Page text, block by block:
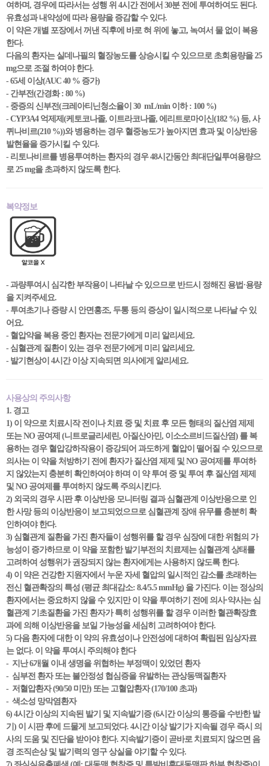
여하며, 경우에 따라서는 성행 위 4시간 전에서 30분 전에 투여하여도 된다.
유효성과 내약성에 따라 용량을 증감할 수 있다.
이 약은 개별 포장에서 꺼낸 직후에 바로 혀 위에 놓고, 녹여서 물 없이 복용
한다.
다음의 환자는 실데나필의 혈장농도를 상승시킬 수 있으므로 초회용량을 25
mg으로 조절 하여야 한다.
- 65세 이상(AUC 40 % 증가)
- 간부전(간경화 : 80 %)
- 중증의 신부전(크레아티닌청소율이 30 mL/min 이하 : 100 %)
- CYP3A4 억제제(케토코나졸, 이트라코나졸, 에리트로마이신(182 %) 등, 사
퀴나비르(210 %))와 병용하는 경우 혈중농도가 높아지면 효과 및 이상반응
발현율을 증가시킬 수 있다.
- 리토나비르를 병용투여하는 환자의 경우 48시간동안 최대단일투여용량으
로 25 mg을 초과하지 않도록 한다.
복약정보
- 과량투여시 심각한 부작용이 나타날 수 있으므로 반드시 정해진 용법·용량
을 지켜주세요.
- 투여초기나 증량 시 안면홍조, 두통 등의 증상이 일시적으로 나타날 수 있
어요.
- 혈압약을 복용 중인 환자는 전문가에게 미리 알리세요.
- 심혈관계 질환이 있는 경우 전문가에게 미리 알리세요.
- 발기현상이 4시간 이상 지속되면 의사에게 알리세요.
사용상의 주의사항
1. 경고
1) 이 약으로 치료시작 전이나 치료 중 및 치료 후 모든 형태의 질산염 제제
또는 NO 공여제 (니트로글리세린, 아질산아민, 이소소르비드질산염) 를 복
용하는 경우 혈압강하작용이 증강되어 과도하게 혈압이 떨어질 수 있으므로
의사는 이 약을 처방하기 전에 환자가 질산염 제제 및 NO 공여제를 투여하
지 않았는지 충분히 확인하여야 하며 이 약 투여 중 및 투여 후 질산염 제제
및 NO 공여제를 투여하지 않도록 주의시킨다.
2) 외국의 경우 시판 후 이상반응 모니터링 결과 심혈관계 이상반응으로 인
한 사망 등의 이상반응이 보고되었으므로 심혈관계 장애 유무를 충분히 확
인하여야 한다.
3) 심혈관계 질환을 가진 환자들이 성행위를 할 경우 심장에 대한 위험의 가
능성이 증가하므로 이 약을 포함한 발기부전의 치료제는 심혈관계 상태를
고려하여 성행위가 권장되지 않는 환자에게는 사용하지 않도록 한다.
4) 이 약은 건강한 지원자에서 누운 자세 혈압의 일시적인 감소를 초래하는
전신 혈관확장의 특성 (평균 최대감소: 8.4/5.5 mmHg) 을 가진다. 이는 정상의
환자에서는 중요하지 않을 수 있지만 이 약을 투여하기 전에 의사·약사는 심
혈관계 기초질환을 가진 환자가 특히 성행위를 할 경우 이러한 혈관확장효
과에 의해 이상반응을 보일 가능성을 세심히 고려하여야 한다.
5) 다음 환자에 대한 이 약의 유효성이나 안전성에 대하여 확립된 임상자료
는 없다. 이 약을 투여시 주의해야 한다
- 지난 6개월 이내 생명을 위협하는 부정맥이 있었던 환자
- 심부전 환자 또는 불안정성 협심증을 유발하는 관상동맥질환자
- 저혈압환자 (90/50 미만) 또는 고혈압환자 (170/100 초과)
- 색소성 망막염환자
6) 4시간 이상의 지속된 발기 및 지속발기증 (6시간 이상의 통증을 수반한 발
기) 이 시판 후에 드물게 보고되었다. 4시간 이상 발기가 지속될 경우 즉시 의
사의 도움 및 진단을 받아야 한다. 지속발기증이 곧바로 치료되지 않으면 음
경 조직손상 및 발기력의 영구 상실을 야기할 수 있다.